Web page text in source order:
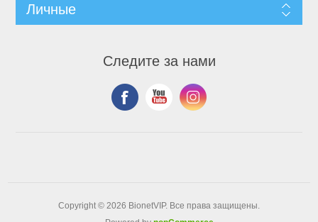
Личные
Следите за нами
Copyright © 2026 BionetVIP. Все права защищены.